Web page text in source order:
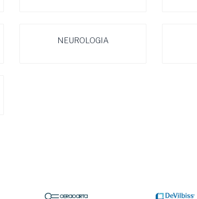
NEUROLOGIA